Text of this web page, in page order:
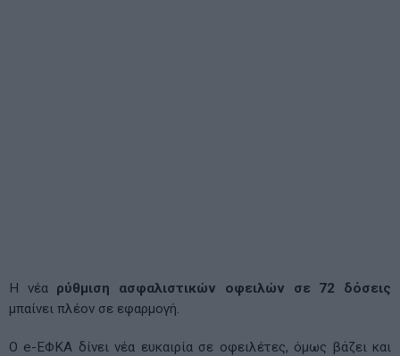
Η νέα ρύθμιση ασφαλιστικών οφειλών σε 72 δόσεις
μπαίνει πλέον σε εφαρμογή.
Ο e-ΕΦΚΑ δίνει νέα ευκαιρία σε οφειλέτες, όμως βάζει και